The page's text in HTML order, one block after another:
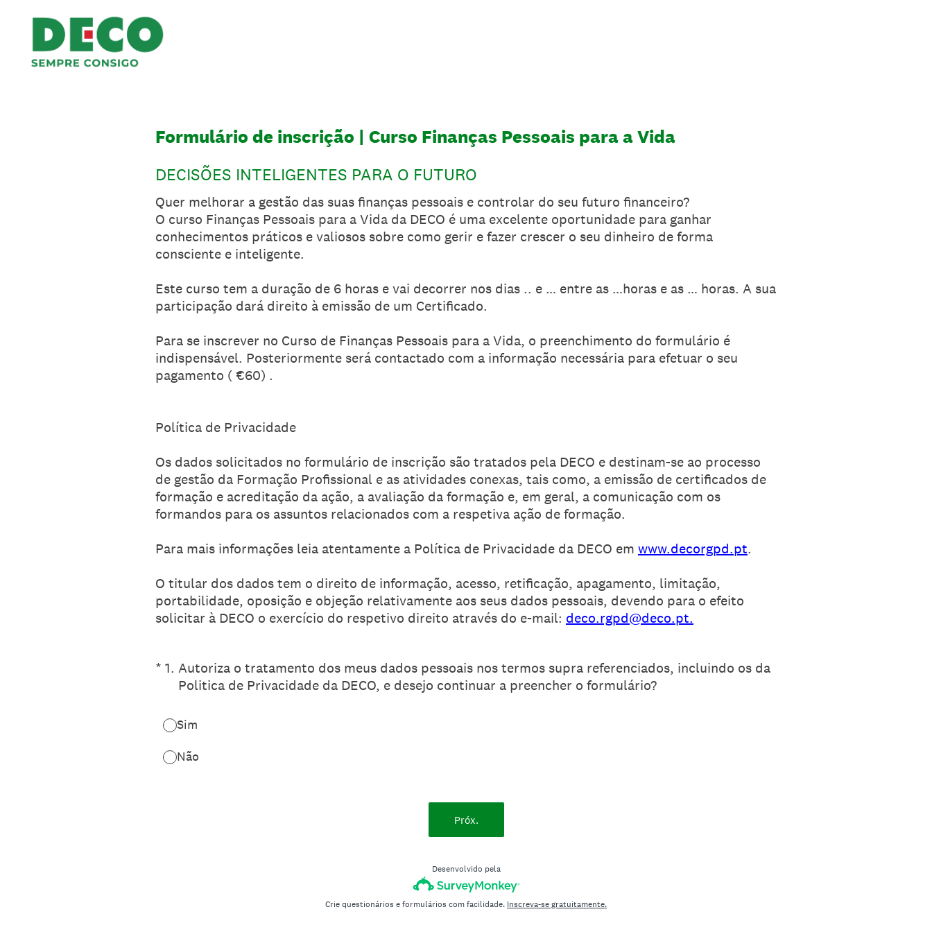
conteúdo
Formulário de inscrição | Curso Finanças Pessoais para a Vida
DECISÕES INTELIGENTES PARA O FUTURO
Quer melhorar a gestão das suas finanças pessoais e controlar do seu futuro financeiro?
O curso Finanças Pessoais para a Vida da DECO é uma excelente oportunidade para ganhar
conhecimentos práticos e valiosos sobre como gerir e fazer crescer o seu dinheiro de forma
consciente e inteligente.
Este curso tem a duração de 6 horas e vai decorrer nos dias .. e … entre as …horas e as … horas. A sua
participação dará direito à emissão de um Certificado.
Para se inscrever no Curso de Finanças Pessoais para a Vida, o preenchimento do formulário é
indispensável. Posteriormente será contactado com a informação necessária para efetuar o seu
pagamento ( €60) .
Política de Privacidade
Os dados solicitados no formulário de inscrição são tratados pela DECO e destinam-se ao processo
de gestão da Formação Profissional e as atividades conexas, tais como, a emissão de certificados de
formação e acreditação da ação, a avaliação da formação e, em geral, a comunicação com os
formandos para os assuntos relacionados com a respetiva ação de formação.
Para mais informações leia atentamente a Política de Privacidade da DECO em www.decorgpd.pt.
O titular dos dados tem o direito de informação, acesso, retificação, apagamento, limitação,
portabilidade, oposição e objeção relativamente aos seus dados pessoais, devendo para o efeito
solicitar à DECO o exercício do respetivo direito através do e-mail: deco.rgpd@deco.pt.
* 1. Autoriza o tratamento dos meus dados pessoais nos termos supra referenciados, incluindo os da
Politica de Privacidade da DECO, e desejo continuar a preencher o formulário?
(Obrigatório)
Sim
Não
Próx.
Desenvolvido pela
Crie questionários e formulários com facilidade. Inscreva-se gratuitamente.